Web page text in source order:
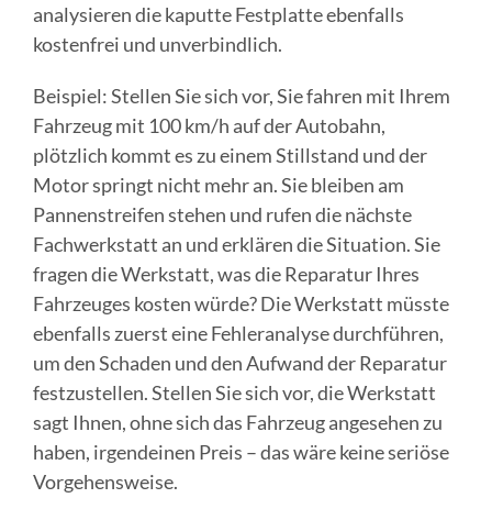
analysieren die kaputte Festplatte ebenfalls
kostenfrei und unverbindlich.
Beispiel: Stellen Sie sich vor, Sie fahren mit Ihrem
Fahrzeug mit 100 km/h auf der Autobahn,
plötzlich kommt es zu einem Stillstand und der
Motor springt nicht mehr an. Sie bleiben am
Pannenstreifen stehen und rufen die nächste
Fachwerkstatt an und erklären die Situation. Sie
fragen die Werkstatt, was die Reparatur Ihres
Fahrzeuges kosten würde? Die Werkstatt müsste
ebenfalls zuerst eine Fehleranalyse durchführen,
um den Schaden und den Aufwand der Reparatur
festzustellen. Stellen Sie sich vor, die Werkstatt
sagt Ihnen, ohne sich das Fahrzeug angesehen zu
haben, irgendeinen Preis – das wäre keine seriöse
Vorgehensweise.